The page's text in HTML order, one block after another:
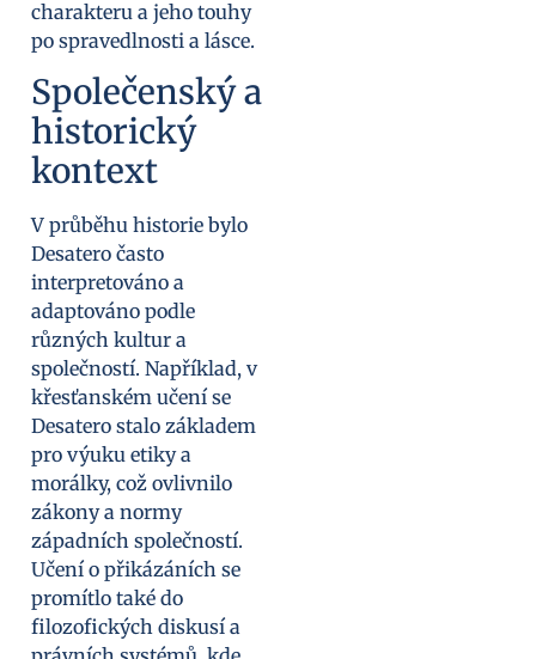
charakteru a jeho touhy
po spravedlnosti a lásce.
Společenský a
historický
kontext
V průběhu historie bylo
Desatero často
interpretováno a
adaptováno podle
různých kultur a
společností. Například, v
křesťanském učení se
Desatero stalo základem
pro výuku etiky a
morálky, což ovlivnilo
zákony a normy
západních společností.
Učení o přikázáních se
promítlo také do
filozofických diskusí a